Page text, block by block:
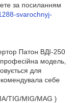
за посиланням
svarochnyj-
Патон ВДІ-250
модель,
для
себе
TIG/MIG/MAG )